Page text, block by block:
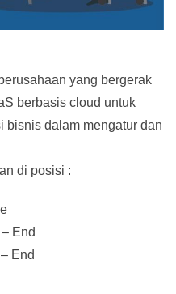
yang bergerak
berbasis cloud untuk
bisnis dalam mengatur dan
di posisi :
End
End